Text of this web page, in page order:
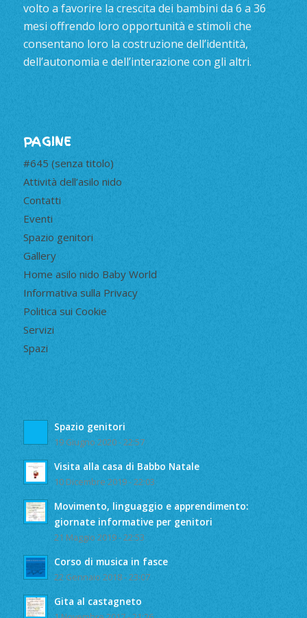
volto a favorire la crescita dei bambini da 6 a 36
mesi offrendo loro opportunità e stimoli che
consentano loro la costruzione dell’identità,
dell’autonomia e dell’interazione con gli altri.
PAGINE
#645 (senza titolo)
Attività dell’asilo nido
Contatti
Eventi
Spazio genitori
Gallery
Home asilo nido Baby World
Informativa sulla Privacy
Politica sui Cookie
Servizi
Spazi
Spazio genitori
19 Giugno 2020 - 22:57
Visita alla casa di Babbo Natale
10 Dicembre 2019 - 22:03
Movimento, linguaggio e apprendimento:
giornate informative per genitori
21 Maggio 2019 - 22:53
Corso di musica in fasce
22 Gennaio 2018 - 23:07
Gita al castagneto